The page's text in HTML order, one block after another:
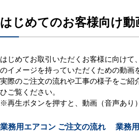
はじめてのお客様向け動
はじめてお取引いただくお客様に向けて
のイメージを持っていただくための動画
実際のご注文の流れや工事の様子をご紹
ひご覧ください。
※再生ボタンを押すと、動画（音声あり
業務用エアコン ご注文の流れ 業務